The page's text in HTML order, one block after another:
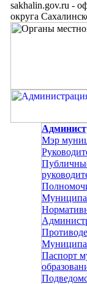
sakhalin.gov.ru -
округа
Мэр
Паспорт